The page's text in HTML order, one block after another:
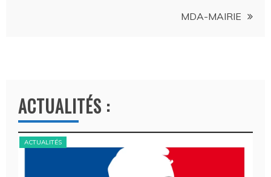
MDA-MAIRIE
ACTUALITÉS :
ACTUALITÉS